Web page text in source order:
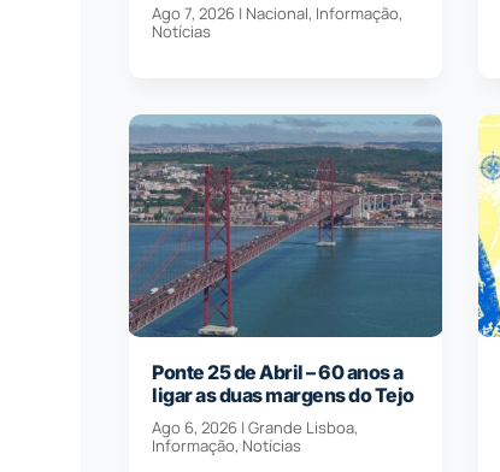
Ago 7, 2026 | Nacional, Informação,
Notícias
Ponte 25 de Abril – 60 anos a
ligar as duas margens do Tejo
Ago 6, 2026 |Grande Lisboa,
Informação, Notícias